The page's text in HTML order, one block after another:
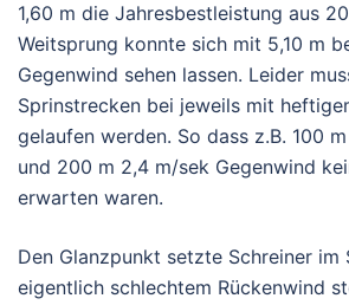
1,60 m die Jahresbestleistung aus
Weitsprung konnte sich mit 5,10 m
Gegenwind sehen lassen. Leider
Sprinstrecken bei jeweils mit
gelaufen werden. So dass z.B. 100
und 200 m 2,4 m/sek Gegenwind
erwarten waren.
Den Glanzpunkt setzte Schreiner im
eigentlich schlechtem Rückenwind